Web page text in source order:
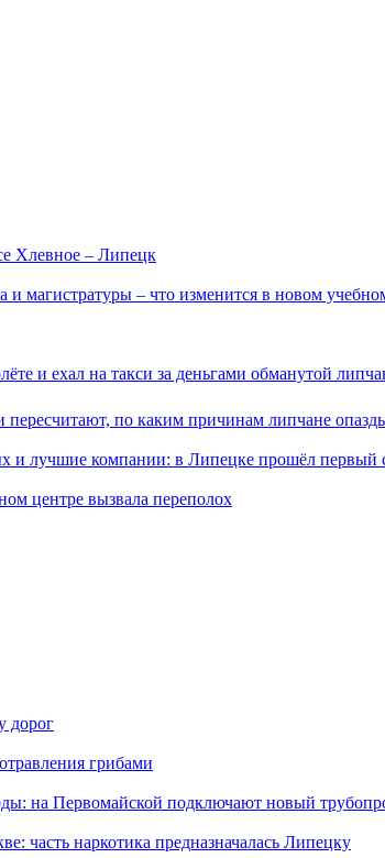
Хлевное – Липецк
магистратуры – что изменится в новом
и ехал на такси за деньгами обманутой
по каким причинам липчане
и лучшие компании: в Липецке прошёл первый
центре вызвала переполох
дорог
грибами
на Первомайской подключают новый
часть наркотика предназначалась Липецку